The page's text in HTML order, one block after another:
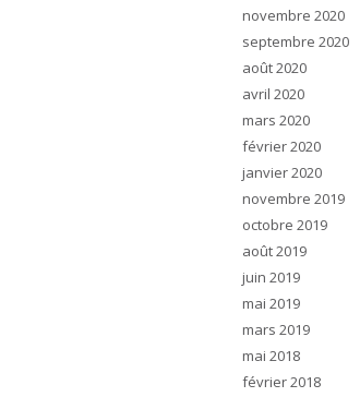
novembre 2020
septembre 2020
août 2020
avril 2020
mars 2020
février 2020
janvier 2020
novembre 2019
octobre 2019
août 2019
juin 2019
mai 2019
mars 2019
mai 2018
février 2018